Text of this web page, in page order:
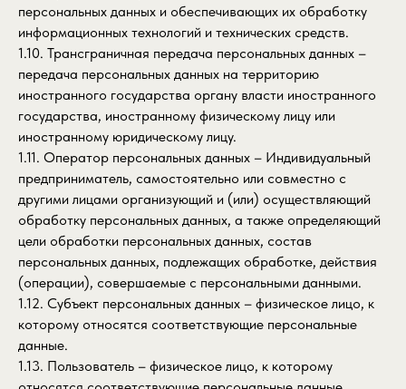
персональных данных и обеспечивающих их обработку
информационных технологий и технических средств.
1.10. Трансграничная передача персональных данных –
передача персональных данных на территорию
иностранного государства органу власти иностранного
государства, иностранному физическому лицу или
иностранному юридическому лицу.
1.11. Оператор персональных данных – Индивидуальный
предприниматель, самостоятельно или совместно с
другими лицами организующий и (или) осуществляющий
обработку персональных данных, а также определяющий
цели обработки персональных данных, состав
персональных данных, подлежащих обработке, действия
(операции), совершаемые с персональными данными.
1.12. Субъект персональных данных – физическое лицо, к
которому относятся соответствующие персональные
данные.
1.13. Пользователь – физическое лицо, к которому